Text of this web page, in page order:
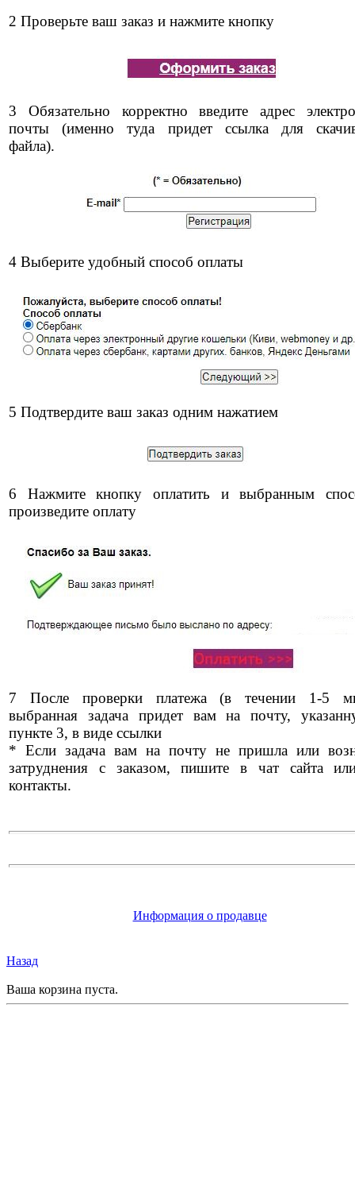
2 Проверьте ваш заказ и нажмите кнопку
3 Обязательно корректно введите адрес
почты (именно туда придет ссылка для
файла).
4 Выберите удобный способ оплаты
5 Подтвердите ваш заказ одним нажатием
6 Нажмите кнопку оплатить и выбранным
произведите оплату
7 После проверки платежа (в течении 1-5
выбранная задача придет вам на почту,
пункте 3, в виде ссылки
* Если задача вам на почту не пришла или
затруднения с заказом, пишите в чат сайта
контакты.
Информация о продавце
Назад
Ваша корзина пуста.